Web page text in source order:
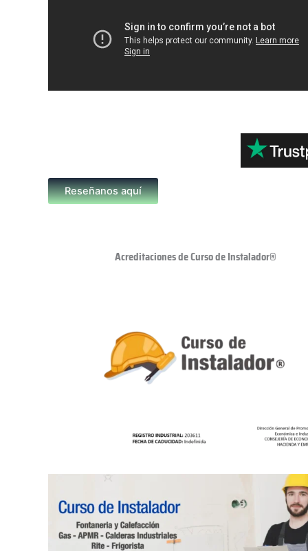
Reseñanos aquí
Acreditaciones de Curso de Instalador®